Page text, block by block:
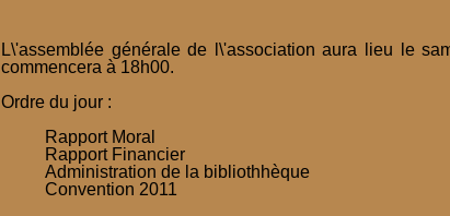
L\'assemblée générale de l\'association aura lieu le
commencera à 18h00.
Ordre du jour :
Rapport Moral
Rapport Financier
Administration de la bibliothhèque
Convention 2011